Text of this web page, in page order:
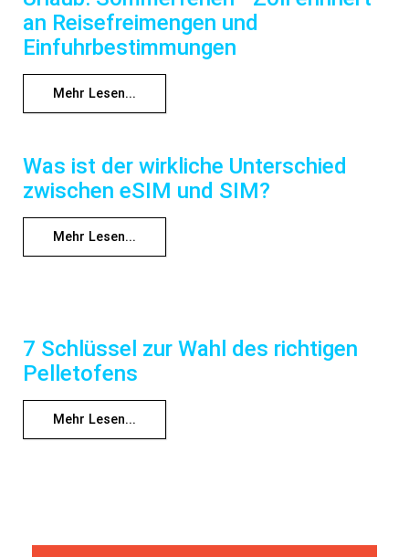
an Reisefreimengen und
Einfuhrbestimmungen
Mehr Lesen...
Was ist der wirkliche Unterschied
zwischen eSIM und SIM?
Mehr Lesen...
7 Schlüssel zur Wahl des richtigen
Pelletofens
Mehr Lesen...